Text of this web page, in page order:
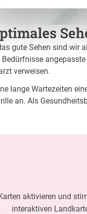
gute Sehen sind wir
verweisen.
lange Wartezeiten
an. Als
aktivieren und
interaktiven